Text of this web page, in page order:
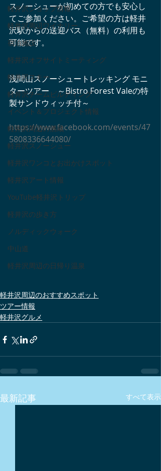
軽井沢ショップ情報
軽井沢周辺ワイナリー
宿泊施設
軽井沢オフサイトミーティング
軽井沢スキー
軽井沢チームビルディング
イベント＆プロジェクト情報
軽井沢周辺の酒蔵
軽井沢スノーシュー
軽井沢ワンコとお出かけスポット
軽井沢アート情報
YouTube軽井沢トリップ
軽井沢の歩き方
ノルディックウォーク
中山道
軽井沢周辺の日帰り温泉
スノーシューが初めての方でも安心し
てご参加ください。ご希望の方は軽井
沢駅からの送迎バス（無料）の利用も
可能です。
浅間山スノーシュートレッキング モニ
ターツアー　～Bistro Forest Valeの特
製サンドウィッチ付～
https://www.facebook.com/events/47
5808336644080/
軽井沢周辺のおすすめスポット
ツアー情報
軽井沢グルメ
最新記事 すべて表示